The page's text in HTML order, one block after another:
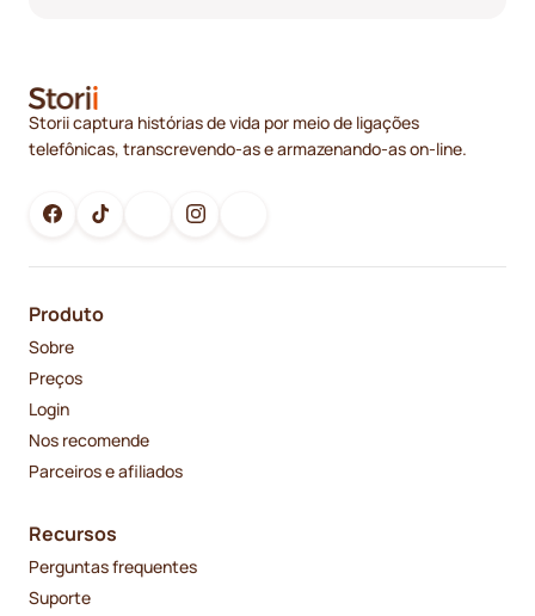
Storii captura histórias de vida por meio de ligações
telefônicas, transcrevendo-as e armazenando-as on-line.
Produto
Sobre
Preços
Login
Nos recomende
Parceiros e afiliados
Recursos
Perguntas frequentes
Suporte